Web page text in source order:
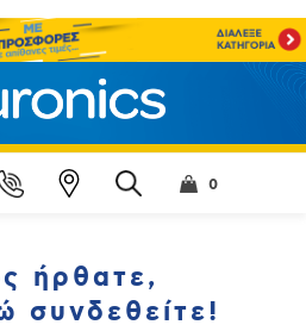
0
ήρθατε,
συνδεθείτε!